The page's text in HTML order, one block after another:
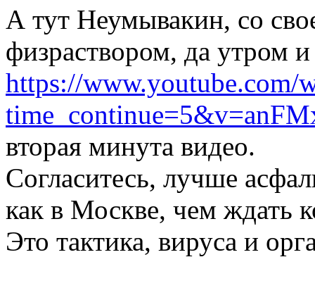
А тут Неумывакин, со
физраствором, да утром
https://www.youtube.com/
вторая минута видео.
Согласитесь, лучше
как в Москве, чем ждать
Это тактика, вируса и